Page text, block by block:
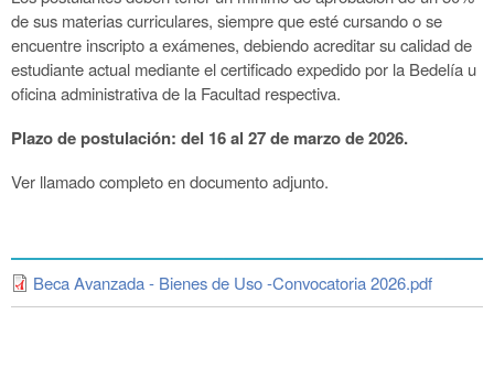
de sus materias curriculares, siempre que esté cursando o se
encuentre inscripto a exámenes, debiendo acreditar su calidad de
estudiante actual mediante el certificado expedido por la Bedelía u
oficina administrativa de la Facultad respectiva.
Plazo de postulación: del 16 al 27 de marzo de 2026.
Ver llamado completo en documento adjunto.
Beca Avanzada - Bienes de Uso -Convocatoria 2026.pdf